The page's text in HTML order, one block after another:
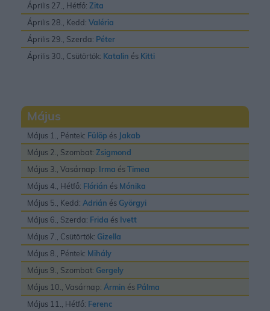
Április 27., Hétfő: Zita
Április 28., Kedd: Valéria
Április 29., Szerda: Péter
Április 30., Csütörtök: Katalin és Kitti
Május
Május 1., Péntek: Fülöp és Jakab
Május 2., Szombat: Zsigmond
Május 3., Vasárnap: Irma ésTimea
Május 4., Hétfő: Flórián és Mónika
Május 5., Kedd: Adrián és Györgyi
Május 6., Szerda: Frida és Ivett
Május 7., Csütörtök: Gizella
Május 8., Péntek: Mihály
Május 9., Szombat: Gergely
Május 10., Vasárnap: Ármin és Pálma
Május 11., Hétfő: Ferenc